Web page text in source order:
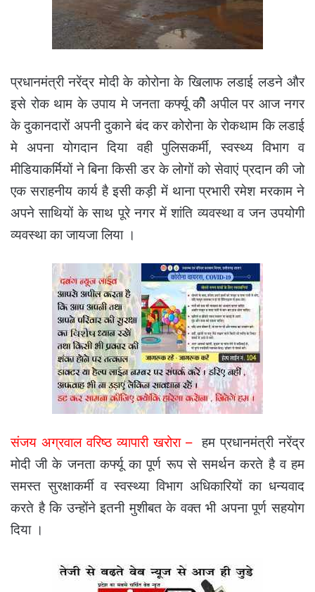
प्रधानमंत्री नरेंद्र मोदी के कोरोना के खिलाफ लडाई लडने और
इसे रोक थाम के उपाय मे जनता कर्फ्यू कीे अपील पर आज नगर
के दुकानदारों अपनी दुकाने बंद कर कोरोना के रोकथाम कि लडाई
मे अपना योगदान दिया वही पुलिसकर्मी, स्वस्थ्य विभाग व
मीडियाकर्मियों ने बिना किसी डर के लोगों को सेवाएं प्रदान की जो
एक सराहनीय कार्य है इसी कड़ी में थाना प्रभारी रमेश मरकाम ने
अपने साथियों के साथ पूरे नगर में शांति व्यवस्था व जन उपयोगी
व्यवस्था का जायजा लिया ।
संजय अग्रवाल वरिष्ठ व्यापारी खरोरा – हम प्रधानमंत्री नरेंद्र
मोदी जी के जनता कर्फ्यू का पूर्ण रूप से समर्थन करते है व हम
समस्त सुरक्षाकर्मी व स्वस्थ्या विभाग अधिकारियों का धन्यवाद
करते है कि उन्होंने इतनी मुशीबत के वक्त भी अपना पूर्ण सहयोग
दिया ।